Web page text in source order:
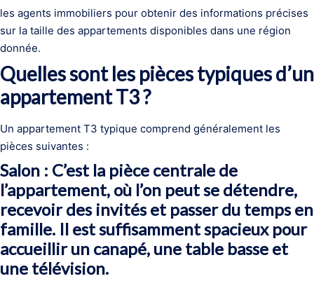
les agents immobiliers pour obtenir des informations précises
sur la taille des appartements disponibles dans une région
donnée.
Quelles sont les pièces typiques d’un
appartement T3 ?
Un appartement T3 typique comprend généralement les
pièces suivantes :
Salon : C’est la pièce centrale de
l’appartement, où l’on peut se détendre,
recevoir des invités et passer du temps en
famille. Il est suffisamment spacieux pour
accueillir un canapé, une table basse et
une télévision.